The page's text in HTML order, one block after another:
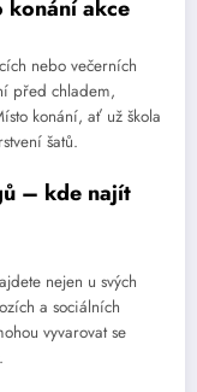
konání akce
nebo večerních
před chladem,
konání, ať už škola
šatů.
– kde najít
nejen u svých
a sociálních
vyvarovat se